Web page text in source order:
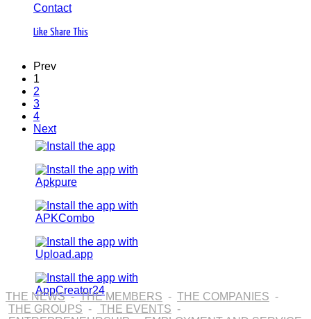
Contact
Like Share This
Prev
1
2
3
4
Next
THE NEWS-THE MEMBERS - THE COMPANIES -
THE GROUPS - THE EVENTS -